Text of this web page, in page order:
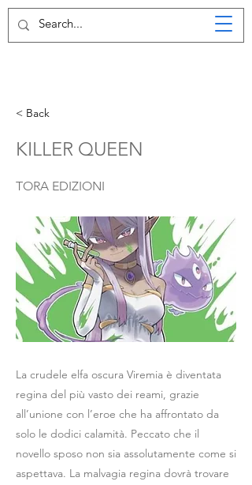
< Back
KILLER QUEEN
TORA EDIZIONI
La crudele elfa oscura Viremia è diventata
regina del più vasto dei reami, grazie
all’unione con l’eroe che ha affrontato da
solo le dodici calamità. Peccato che il
novello sposo non sia assolutamente come si
aspettava. La malvagia regina dovrà trovare